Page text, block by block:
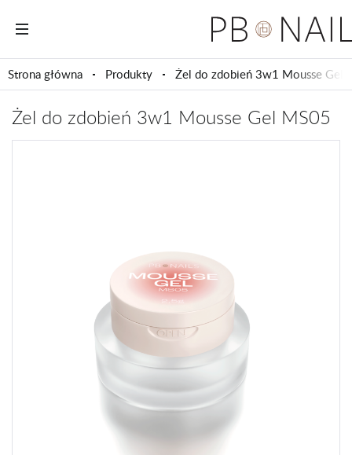
Strona główna Produkty Żel do zdobień 3w1 Mousse Gel
Żel do zdobień 3w1 Mousse Gel MS05